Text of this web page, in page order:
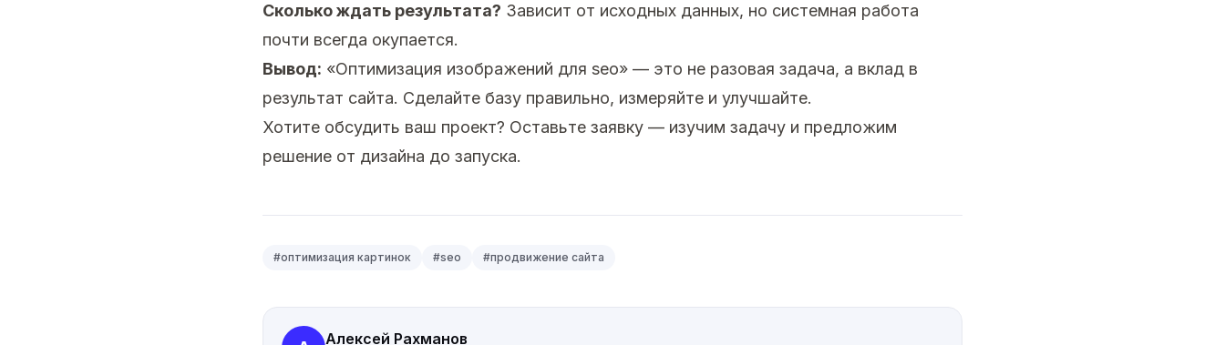
Сколько ждать результата? Зависит от исходных данных, но системная работа
почти всегда окупается.
Вывод: «Оптимизация изображений для seo» — это не разовая задача, а вклад в
результат сайта. Сделайте базу правильно, измеряйте и улучшайте.
Хотите обсудить ваш проект? Оставьте заявку — изучим задачу и предложим
решение от дизайна до запуска.
#оптимизация картинок #seo #продвижение сайта
Алексей Рахманов